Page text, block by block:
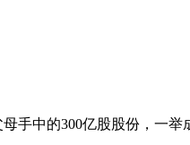
手中的300亿股股份，一